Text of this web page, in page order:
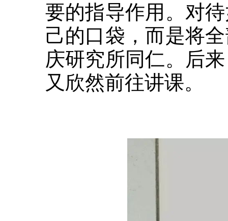
要的指导作用。对
己的口袋，而是将
庆研究所同仁。后
又欣然前往讲课。